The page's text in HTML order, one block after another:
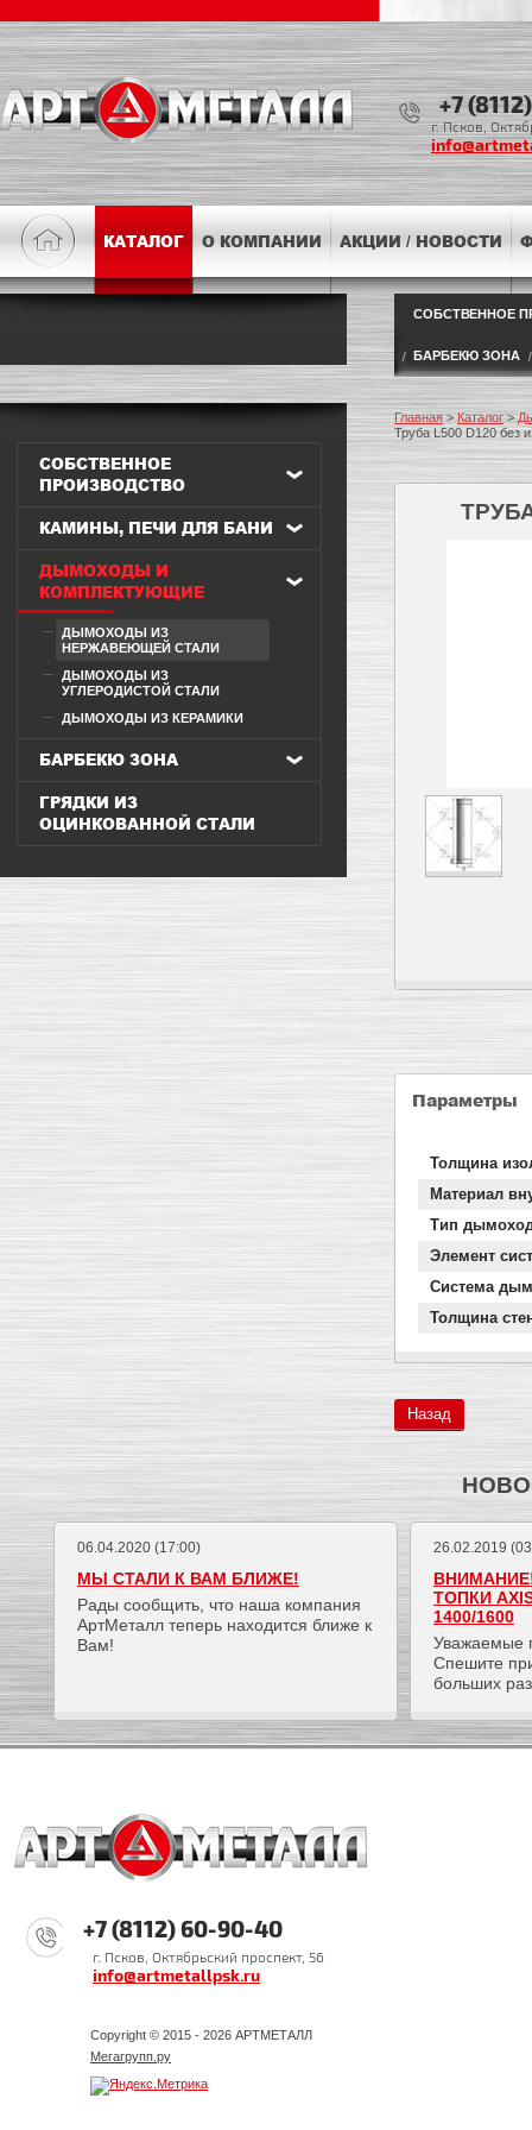
+7
г. Псков,
КАТАЛОГ О КОМПАНИИ АКЦИИ / НОВОСТИ
СОБСТВЕННОЕ
БАРБЕКЮ ЗОНА
Главная>Каталог>
Труба L500 D120 без
Параметры
Толщина
Материал
Тип
Элемент
Система
Толщина
Назад
СОБСТВЕННОЕ
ПРОИЗВОДСТВО
КАМИНЫ, ПЕЧИ ДЛЯ БАНИ
ДЫМОХОДЫ И
КОМПЛЕКТУЮЩИЕ
ДЫМОХОДЫ ИЗ
НЕРЖАВЕЮЩЕЙ СТАЛИ
ДЫМОХОДЫ ИЗ
УГЛЕРОДИСТОЙ СТАЛИ
ДЫМОХОДЫ ИЗ КЕРАМИКИ
БАРБЕКЮ ЗОНА
ГРЯДКИ ИЗ
ОЦИНКОВАННОЙ СТАЛИ
06.04.2020 (17:00)
МЫ СТАЛИ К ВАМ БЛИЖЕ!
Рады сообщить, что наша компания
АртМеталл теперь находится ближе к
Вам!
26.02.2019
ТОПКИ
1400/1600
Уважаемые
Спешите
больших
+7 (8112) 60-90-40
г. Псков, Октябрьский проспект, 56
info@artmetallpsk.ru
Copyright © 2015 - 2026 АРТМЕТАЛЛ
Мегагрупп.ру